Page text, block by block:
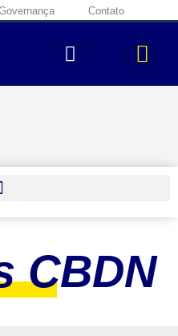
ferramentas
Contato
CBDN